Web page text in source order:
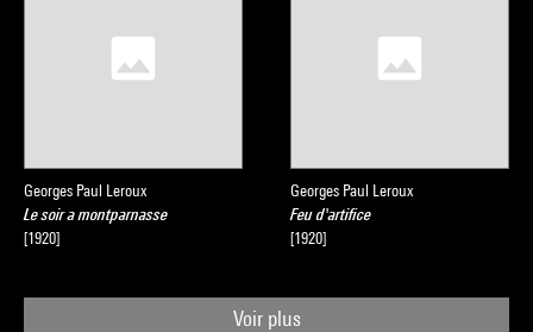
Georges Paul Leroux
Le soir a montparnasse
[1920]
Georges Paul Leroux
Feu d'artifice
[1920]
Voir plus